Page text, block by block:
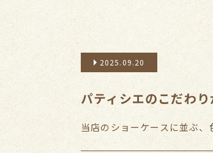
2025.09.20
パティシエのこだわ
当店のショーケースに並ぶ